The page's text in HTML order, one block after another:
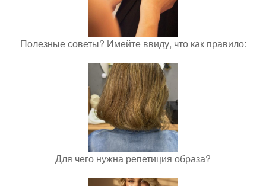
Полезные советы? Имейте ввиду, что как правило:
Для чего нужна репетиция образа?